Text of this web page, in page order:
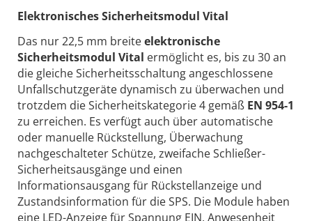
Elektronisches Sicherheitsmodul Vital
Das nur 22,5 mm breiteelektronische
Sicherheitsmodul Vital ermöglicht es, bis zu 30 an
die gleiche Sicherheitsschaltung angeschlossene
Unfallschutzgeräte dynamisch zu überwachen und
trotzdem die Sicherheitskategorie 4 gemäß EN 954-1
zu erreichen. Es verfügt auch über automatische
oder manuelle Rückstellung, Überwachung
nachgeschalteter Schütze, zweifache Schließer-
Sicherheitsausgänge und einen
Informationsausgang für Rückstellanzeige und
Zustandsinformation für die SPS. Die Module haben
eine LED-Anzeige für Spannung EIN, Anwesenheit